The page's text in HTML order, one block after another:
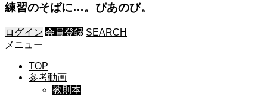
練習のそばに…。ぴあのび。
ログイン 会員登録 SEARCH
メニュー
TOP
参考動画
教則本